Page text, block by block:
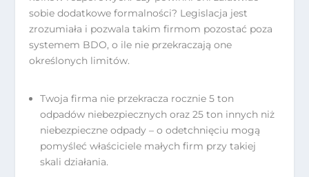
sobie dodatkowe formalności? Legislacja jest
zrozumiała i pozwala takim firmom pozostać poza
systemem BDO, o ile nie przekraczają one
określonych limitów.
Twoja firma nie przekracza rocznie 5 ton
odpadów niebezpiecznych oraz 25 ton innych niż
niebezpieczne odpady – o odetchnięciu mogą
pomyśleć właściciele małych firm przy takiej
skali działania.